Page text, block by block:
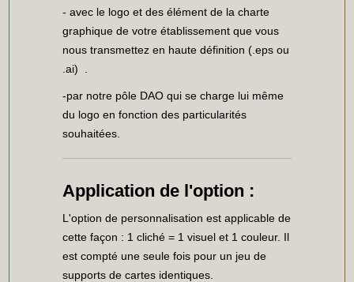
- avec le logo et des élément de la charte
graphique de votre établissement que vous
nous transmettez en haute définition (.eps ou
.ai) .
-par notre pôle DAO qui se charge lui même
du logo en fonction des particularités
souhaitées.
Application de l'option :
L'option de personnalisation est applicable de
cette façon : 1 cliché = 1 visuel et 1 couleur. Il
est compté une seule fois pour un jeu de
supports de cartes identiques.